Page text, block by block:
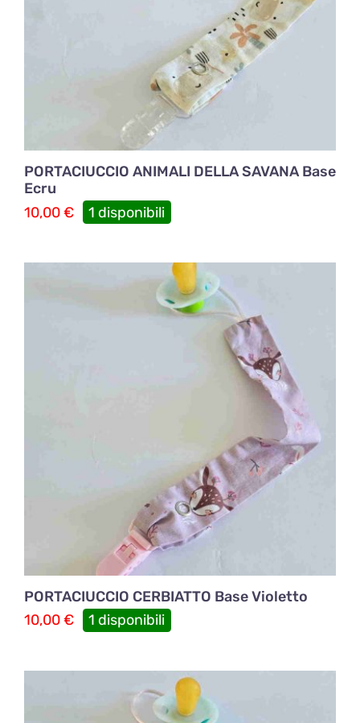
PORTACIUCCIO ANIMALI DELLA SAVANA Base
Ecru
10,00€ 1 disponibili
PORTACIUCCIO CERBIATTO Base Violetto
10,00€ 1 disponibili